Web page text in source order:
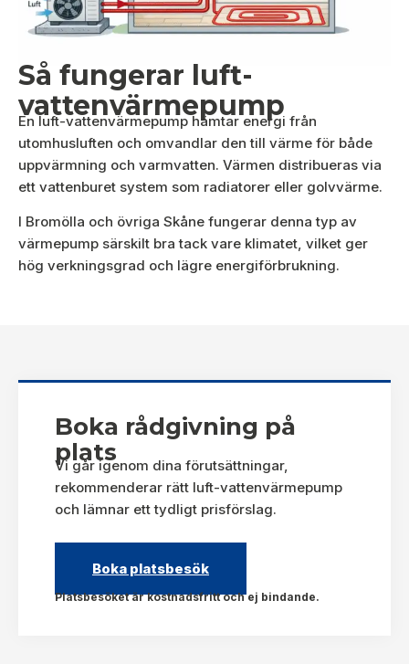
Så fungerar luft-
vattenvärmepump
En luft-vattenvärmepump hämtar energi från
utomhusluften och omvandlar den till värme för både
uppvärmning och varmvatten. Värmen distribueras via
ett vattenburet system som radiatorer eller golvvärme.
I Bromölla och övriga Skåne fungerar denna typ av
värmepump särskilt bra tack vare klimatet, vilket ger
hög verkningsgrad och lägre energiförbrukning.
Boka rådgivning på
plats
Vi går igenom dina förutsättningar,
rekommenderar rätt luft-vattenvärmepump
och lämnar ett tydligt prisförslag.
Boka platsbesök
Platsbesöket är kostnadsfritt och ej bindande.